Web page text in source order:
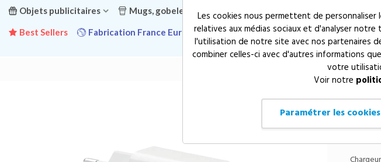
Les cookies nous permettent de
relatives aux médias sociaux et d'analyser
l'utilisation de notre site avec nos partenaires
combiner celles-ci avec d'autres informations
votre
Voir notre
Paramétrer les cookies
Objets publicitaires Mugs, gobelets & gourdes publicitaires Par événement
Best Sellers Fabrication France Europe Promotions
Siddep >